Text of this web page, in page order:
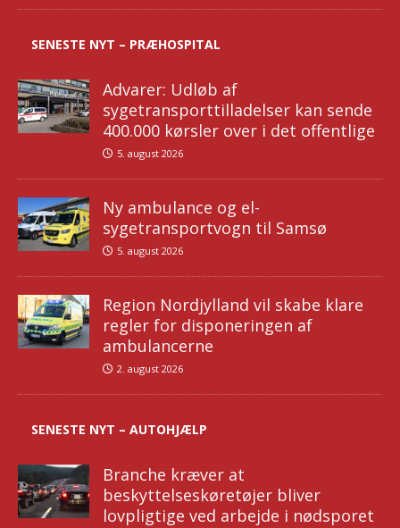
SENESTE NYT – PRÆHOSPITAL
Advarer: Udløb af
sygetransporttilladelser kan sende
400.000 kørsler over i det offentlige
5. august 2026
Ny ambulance og el-
sygetransportvogn til Samsø
5. august 2026
Region Nordjylland vil skabe klare
regler for disponeringen af
ambulancerne
2. august 2026
SENESTE NYT – AUTOHJÆLP
Branche kræver at
beskyttelseskøretøjer bliver
lovpligtige ved arbejde i nødsporet